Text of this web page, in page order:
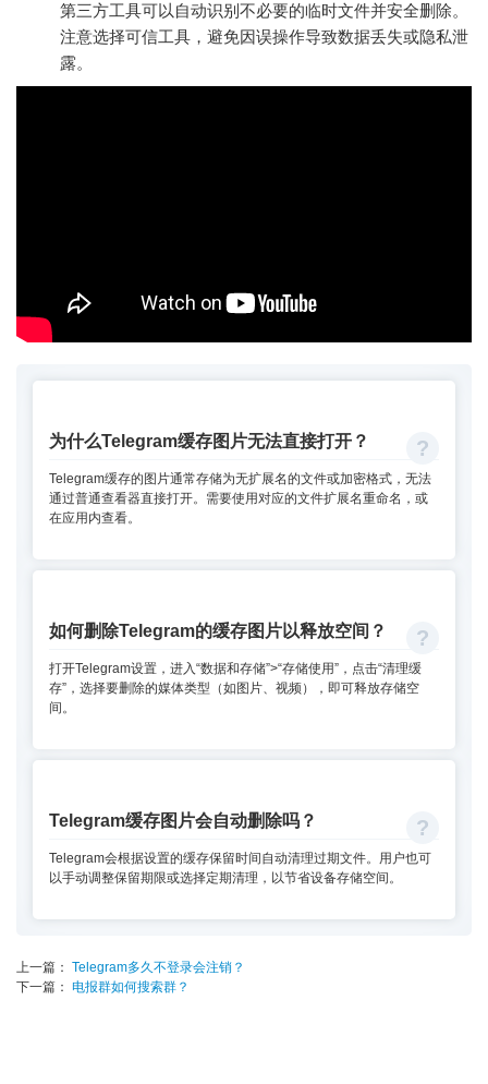
第三方工具可以自动识别不必要的临时文件并安全删除。
注意选择可信工具，避免因误操作导致数据丢失或隐私泄
露。
为什么Telegram缓存图片无法直接打开？
Telegram缓存的图片通常存储为无扩展名的文件或加密格式，无法
通过普通查看器直接打开。需要使用对应的文件扩展名重命名，或
在应用内查看。
如何删除Telegram的缓存图片以释放空间？
打开Telegram设置，进入“数据和存储”>“存储使用”，点击“清理缓
存”，选择要删除的媒体类型（如图片、视频），即可释放存储空
间。
Telegram缓存图片会自动删除吗？
Telegram会根据设置的缓存保留时间自动清理过期文件。用户也可
以手动调整保留期限或选择定期清理，以节省设备存储空间。
上一篇： Telegram多久不登录会注销？
下一篇： 电报群如何搜索群？